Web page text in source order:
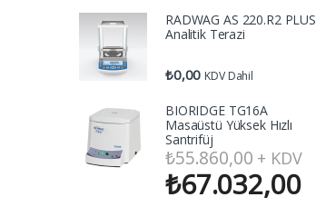
RADWAG AS 220.R2 PLUS
Analitik Terazi
₺0,00 KDV Dahil
BIORIDGE TG16A
Masaüstü Yüksek Hızlı
Santrifüj
₺55.860,00 + KDV
₺67.032,00